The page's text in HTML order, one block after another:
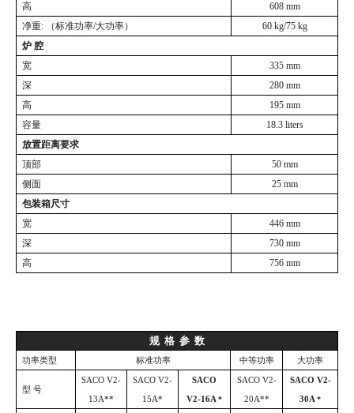
高
608 mm
净重: （标准功率/大功率） 60 kg/75 kg
炉 腔
宽
335 mm
深
280 mm
高
195 mm
容量
18.3 liters
放置距离要求
顶部
50 mm
侧面
25 mm
包装箱尺寸
宽
446 mm
深
730 mm
高
756 mm
规 格 参 数
功率类型 标准功率 中等功率 大功率
型 号
SACO V2-
13A**
SACO V2-
15A*
SACO
V2-16A*
SACO V2-
20A**
SACO V2-
30A*